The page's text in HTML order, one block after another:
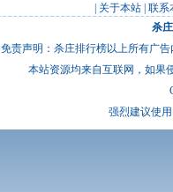
关于本站 联系
杀
免责声明：杀庄排行榜以上所有广
本站资源均来自互联网，如果
强烈建议使